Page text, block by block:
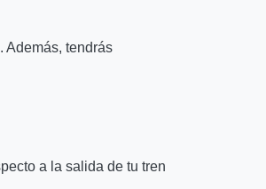
Además, tendrás
a la salida de tu tren